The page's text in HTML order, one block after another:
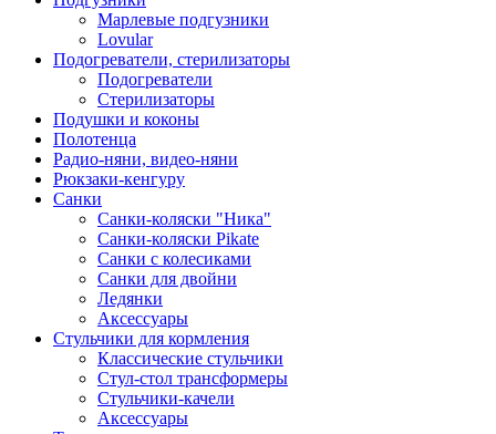
Марлевые подгузники
Lovular
Подогреватели, стерилизаторы
Подогреватели
Стерилизаторы
Подушки и коконы
Полотенца
Радио-няни, видео-няни
Рюкзаки-кенгуру
Санки
Санки-коляски "Ника"
Санки-коляски Pikate
Санки с колесиками
Санки для двойни
Ледянки
Аксессуары
Стульчики для кормления
Классические стульчики
Стул-стол трансформеры
Стульчики-качели
Аксессуары